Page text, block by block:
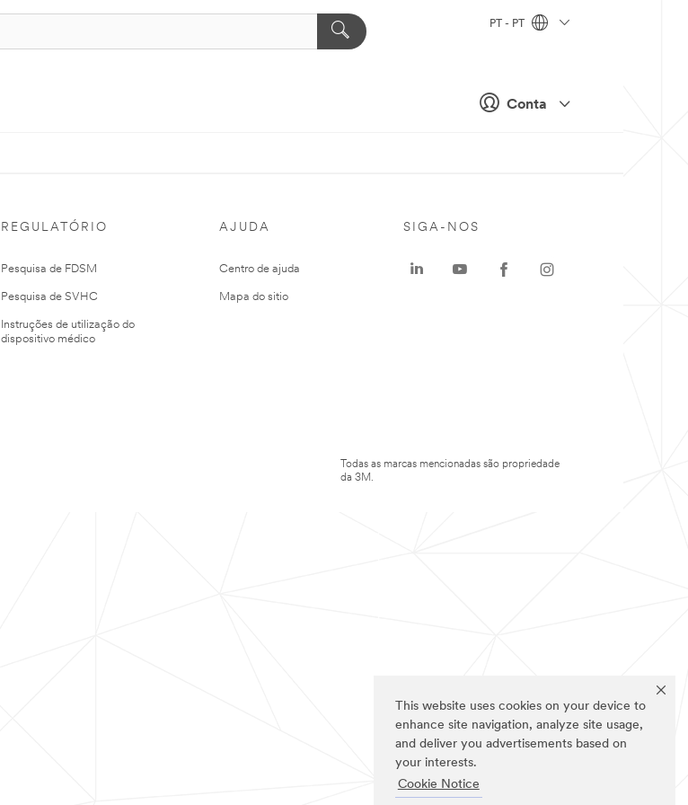
This website uses cookies on your device to
enhance site navigation, analyze site usage,
and deliver you advertisements based on
your interests.
Cookie Notice
Conta
PT - PT
REGULATÓRIO
Pesquisa de FDSM
Pesquisa de SVHC
Instruções de utilização do
dispositivo médico
AJUDA
Centro de ajuda
Mapa do sitio
SIGA-NOS
Todas as marcas mencionadas são propriedade
da 3M.